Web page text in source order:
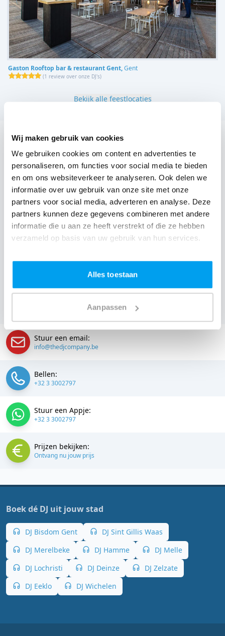
Wij maken gebruik van cookies
We gebruiken cookies om content en advertenties te
personaliseren, om functies voor social media te bieden
en om ons websiteverkeer te analyseren. Ook delen we
informatie over uw gebruik van onze site met onze
partners voor social media, adverteren en analyse. Deze
partners kunnen deze gegevens combineren met andere
informatie die u aan ze heeft verstrekt of die ze hebben
verzameld op basis van uw gebruik van hun services.
Alles toestaan
Aanpassen
Gaston Rooftop bar & restaurant Gent,Gent
(1 review over onze DJ's)
Bekijk alle feestlocaties
DJ boeken voor jouw feest in XYZ Lounge?
EenDJ boeken zonder zorgen in XYZ Lounge: dat is
onze garantie. Van de afstemming met de locatie tot
een reserve DJ. Wij zorgen dat het goed komt. Maar
voordat je een DJ voor jouw feest gaat boeken, wil je
natuurlijk weten wat het kost.
EenDJ boeken uit Oost-Vlaanderenwas nog nooit zo
een vrijblijvende offerte aanvragen.
Genten omgeving, en check dus nuonze prijzen voor
Stuur een email:
info@thedjcompany.be
Bellen:
+32 3 3002797
Stuur een Appje:
+32 3 3002797
Prijzen bekijken:
Ontvang nu jouw prijs
Boek dé DJ uit jouw stad
DJ Bisdom Gent
DJ Sint Gillis Waas
DJ Merelbeke
DJ Hamme
DJ Melle
DJ Lochristi
DJ Deinze
DJ Zelzate
DJ Eeklo
DJ Wichelen